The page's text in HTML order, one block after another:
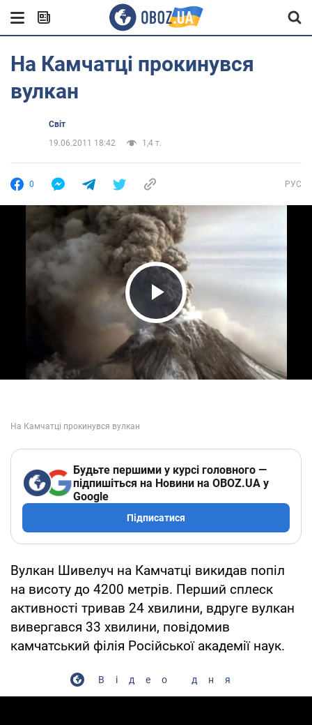
На Камчатці прокинувся
вулкан
Світ
19.06.2011 18:42
1,4 т.
0 РУС
Play Video
Будьте першими у курсі головного —
підпишіться на Новини на OBOZ.UA у
Google
Підписатися
Вулкан Шивелуч на Камчатці викидав попіл
на висоту до 4200 метрів. Перший сплеск
активності тривав 24 хвилини, вдруге вулкан
вивергався 33 хвилини, повідомив
камчатський філія Російської академії наук.
Відео дня